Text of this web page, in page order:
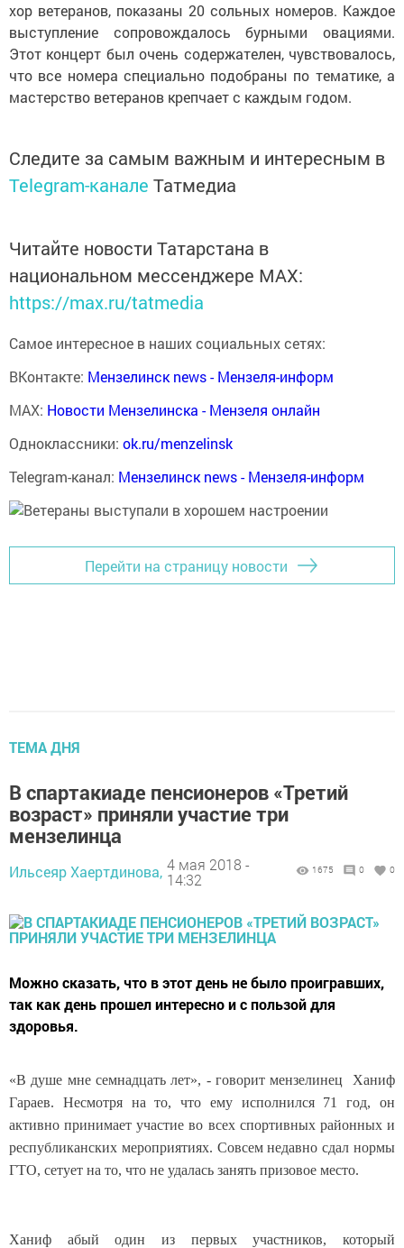
хор ветеранов, показаны 20 сольных номеров. Каждое
выступление сопровождалось бурными овациями.
Этот концерт был очень содержателен, чувствовалось,
что все номера специально подобраны по тематике, а
мастерство ветеранов крепчает с каждым годом.
Следите за самым важным и интересным в
Telegram-канале Татмедиа
Читайте новости Татарстана в
национальном мессенджере MАХ:
https://max.ru/tatmedia
Самое интересное в наших социальных сетях:
ВКонтакте: Мензелинск news - Мензеля-информ
MAX: Новости Мензелинска - Мензеля онлайн
Одноклассники: ok.ru/menzelinsk
Telegram-канал: Мензелинск news - Мензеля-информ
Перейти на страницу новости
ТЕМА ДНЯ
В спартакиаде пенсионеров «Третий
возраст» приняли участие три
мензелинца
Ильсеяр Хаертдинова, 4 мая 2018 -
14:32
1675 0 0
Можно сказать, что в этот день не было проигравших,
так как день прошел интересно и с пользой для
здоровья.
«В душе мне семнадцать лет», - говорит мензелинец Ханиф
Гараев. Несмотря на то, что ему исполнился 71 год, он
активно принимает участие во всех спортивных районных и
республиканских мероприятиях. Совсем недавно сдал нормы
ГТО, сетует на то, что не удалась занять призовое место.
Ханиф абый один из первых участников, который